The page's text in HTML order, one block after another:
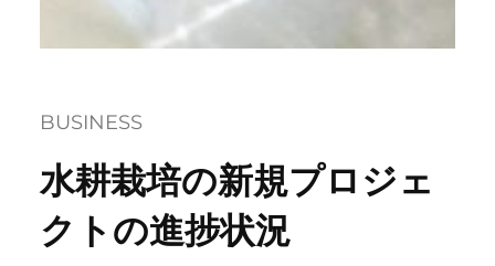
BUSINESS
水耕栽培の新規プロジェ
クトの進捗状況